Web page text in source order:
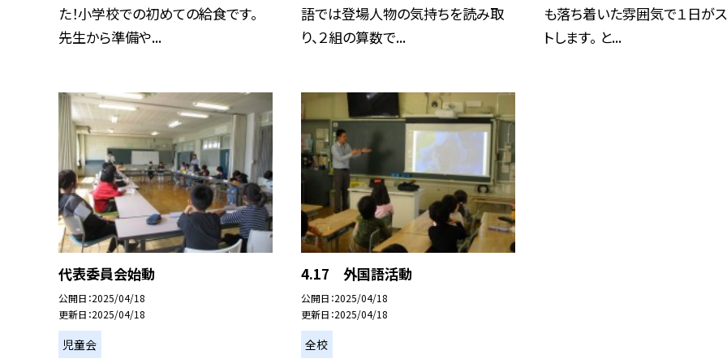
た！小学校での初めての給食です。
先生から準備や...
語では登場人物の気持ちを読み取
り、２組の算数で...
も落ち着いた雰囲気で１日が
トします。 と...
代表委員会始動
公開日 2025/04/18
更新日 2025/04/18
児童会
4.17 外国語活動
公開日 2025/04/18
更新日 2025/04/18
全校